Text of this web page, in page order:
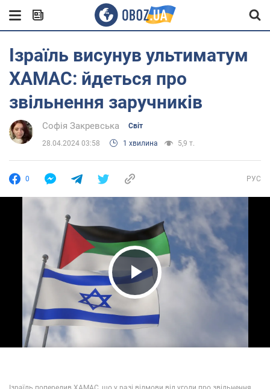
Ізраїль висунув ультиматум
ХАМАС: йдеться про
звільнення заручників
Софія Закревська Світ
28.04.2024 03:58 1 хвилина 5,9 т.
0 РУС
Play Video